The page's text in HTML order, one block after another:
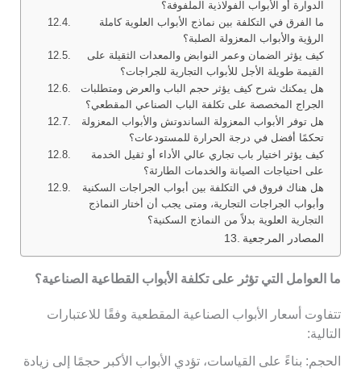
الدوارة أو الأبواب الفولاذية الملفوفة؟
ما الفرق في التكلفة بين نماذج الأبواب العلوية كاملة
الرؤية والأبواب المعزولة الصلبة؟
كيف يؤثر الضمان وعمر النوابض والمعدات الثقيلة على
القيمة طويلة الأجل للأبواب التجارية للجراجات؟
هل يمكنك شرح كيف يؤثر حجم الباب والعرض ومتطلبات
الجراج المخصصة على تكلفة الباب الصناعي المقطعي؟
هل توفر الأبواب المعزولة الساندوتش والأبواب المعزولة
تحكمًا أفضل في درجة الحرارة للمستودعات؟
كيف يؤثر اختيار باب تجاري عالي الأداء أو ثقيل الخدمة
على احتياجات الصيانة والخدمات الطارئة؟
هل هناك فروق في التكلفة بين أبواب الجراجات السكنية
وأبواب الجراجات التجارية، ومتى يجب أن أختار النماذج
التجارية العلوية بدلاً من النماذج السكنية؟
المصادر المرجعية
ما العوامل التي تؤثر على تكلفة الأبواب القطاعية الصناعية؟
تتفاوت أسعار الأبواب الصناعية المقطعية وفقًا للاعتبارات
التالية:
الحجم: بناءً على القياسات، تؤدي الأبواب الأكبر حجمًا إلى زيادة